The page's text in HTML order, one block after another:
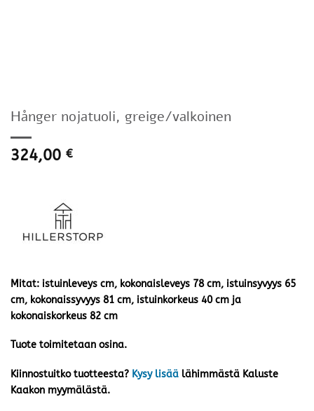
Hånger nojatuoli, greige/valkoinen
324,00 €
Mitat: istuinleveys cm, kokonaisleveys 78 cm, istuinsyvyys 65
cm, kokonaissyvyys 81 cm, istuinkorkeus 40 cm ja
kokonaiskorkeus 82 cm
Tuote toimitetaan osina.
Kiinnostuitko tuotteesta? Kysy lisää lähimmästä Kaluste
Kaakon myymälästä.